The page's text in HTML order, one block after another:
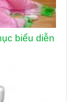
biểu diễn